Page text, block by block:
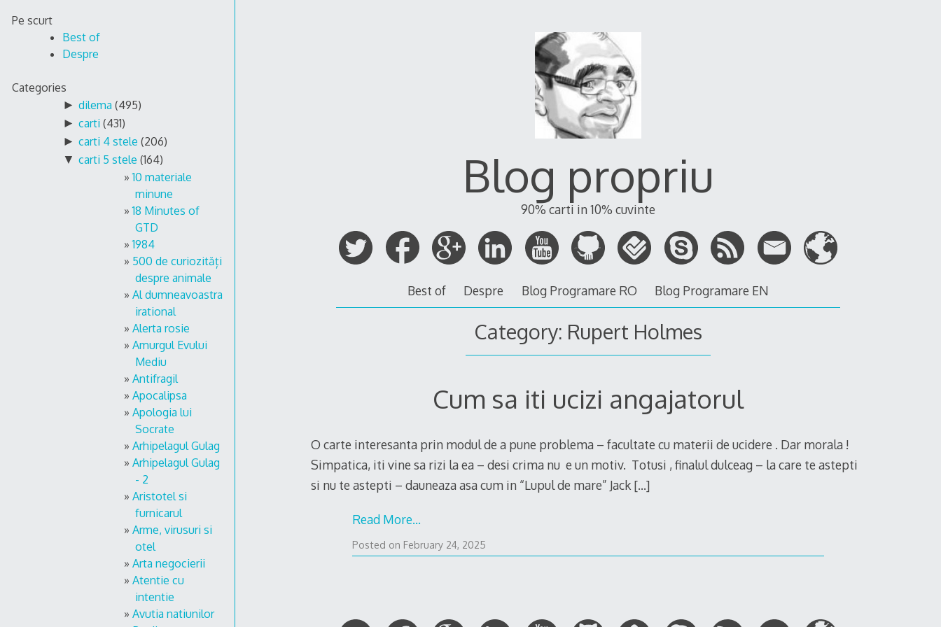
Blog propriu
90% carti in 10% cuvinte
Best of Despre Blog Programare RO Blog Programare EN
Category: Rupert Holmes
Cum sa iti ucizi angajatorul
O carte interesanta prin modul de a pune problema – facultate cu materii de ucidere . Dar morala !
Simpatica, iti vine sa rizi la ea – desi crima nu e un motiv. Totusi , finalul dulceag – la care te astepti
si nu te astepti – dauneaza asa cum in “Lupul de mare” Jack […]
Read More…
Posted on February 24, 2025
8,
Pe scurt
Best of
Despre
Categories
► dilema (495)
► carti (431)
► carti 4 stele (206)
▼ carti 5 stele (164)
10 materiale
minune
18 Minutes of
GTD
1984
500 de curiozități
despre animale
Al dumneavoastra
irational
Alerta rosie
Amurgul Evului
Mediu
Antifragil
Apocalipsa
Apologia lui
Socrate
Arhipelagul Gulag
Arhipelagul Gulag
- 2
Aristotel si
furnicarul
Arme, virusuri si
otel
Arta negocierii
Atentie cu
intentie
Avutia natiunilor